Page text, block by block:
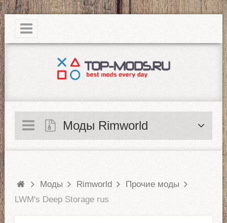
|
Моды Rimworld
Моды Rimworld
Прочие моды
LWM's Deep Storage rus